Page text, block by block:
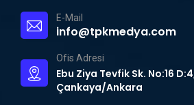
E-Mail
info@tpkmedya.com
Ofis Adresi
Ebu Ziya Tevfik Sk. No:16
Çankaya/Ankara